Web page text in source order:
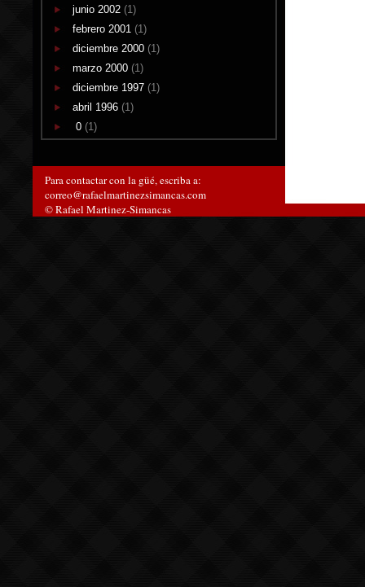
junio 2002 (1)
febrero 2001 (1)
diciembre 2000 (1)
marzo 2000 (1)
diciembre 1997 (1)
abril 1996 (1)
0 (1)
Para contactar con la güé, escriba a:
correo@rafaelmartinezsimancas.com
© Rafael Martinez-Simancas